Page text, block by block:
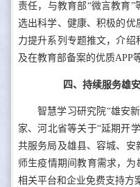
责任，与教育部“微言教育
选出科学、健康、积极的优
力提升系列专题推文，介
及在教育部备案的优质APP
四、持续服务雄
智慧学习研究院“雄安
家、河北省等关于“延期开
共服务局及雄县、容城、安
师生疫情期间教育需求，为
相关平台和企业免费支持方